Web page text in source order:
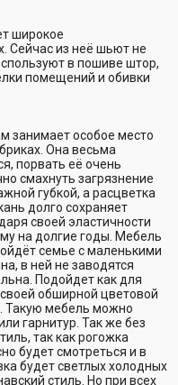
широкое
Сейчас из неё шьют не
в пошиве штор,
помещений и обивки
занимает особое место
Она весьма
порвать её очень
смахнуть загрязнение
губкой, а расцветка
долго сохраняет
своей эластичности
на долгие годы. Мебель
семье с маленькими
в ней не заводятся
Подойдет как для
обширной цветовой
Такую мебель можно
гарнитур. Так же без
так как рогожка
будет смотреться и в
будет светлых холодных
стиль. Но при всех